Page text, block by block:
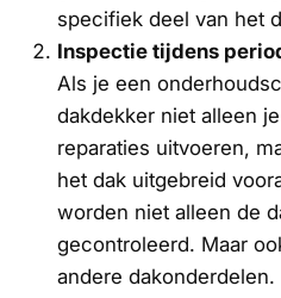
specifiek deel van het
Inspectie tijdens
Als je een
dakdekker niet alleen
reparaties uitvoeren,
het dak uitgebreid
worden niet alleen de
gecontroleerd. Maar
andere dakonderdelen.